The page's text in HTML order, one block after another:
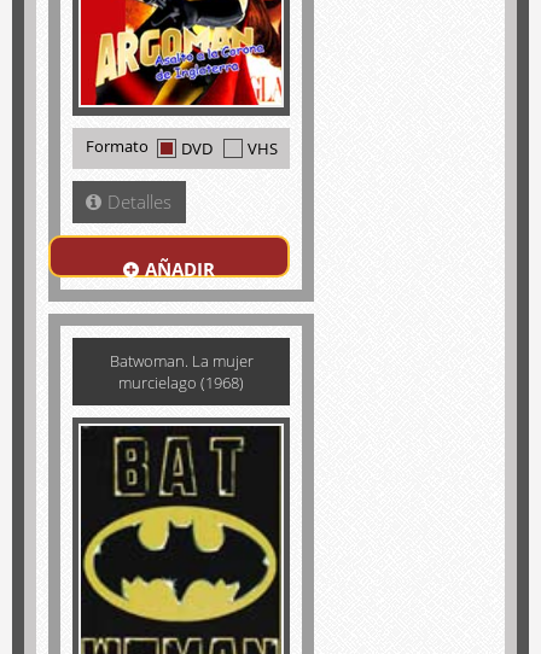
Formato DVD VHS
Detalles
AÑADIR
Batwoman. La mujer
murcielago (1968)